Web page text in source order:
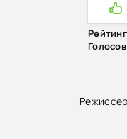
Рейтинг
Голосов